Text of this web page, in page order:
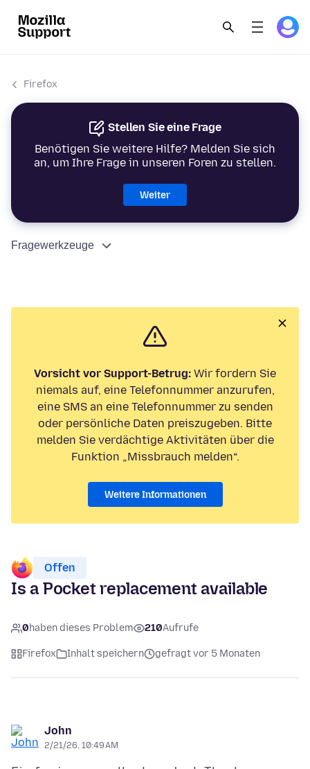
Firefox
Stellen Sie eine Frage
Benötigen Sie weitere Hilfe? Melden Sie sich
an, um Ihre Frage in unseren Foren zu stellen.
Weiter
Fragewerkzeuge
Vorsicht vor Support-Betrug: Wir fordern Sie
niemals auf, eine Telefonnummer anzurufen,
eine SMS an eine Telefonnummer zu senden
oder persönliche Daten preiszugeben. Bitte
melden Sie verdächtige Aktivitäten über die
Funktion „Missbrauch melden“.
Weitere Informationen
Offen
Is a Pocket replacement available
0haben dieses Problem 210Aufrufe
Firefox Inhalt speichern gefragt vor 5 Monaten
John
2/21/26, 10:49 AM